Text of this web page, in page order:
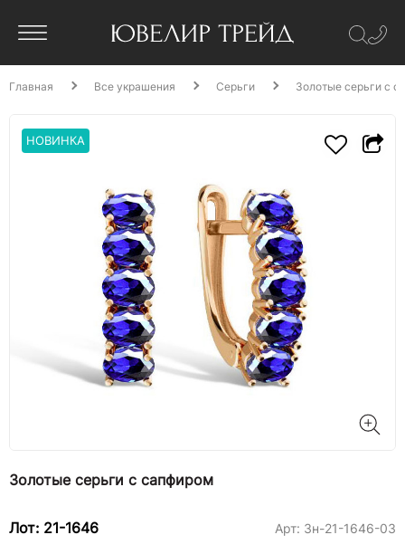
Главная Все украшения Серьги Золотые серьги с
НОВИНКА
Золотые серьги с сапфиром
Лот: 21-1646 Арт: 3н-21-1646-03